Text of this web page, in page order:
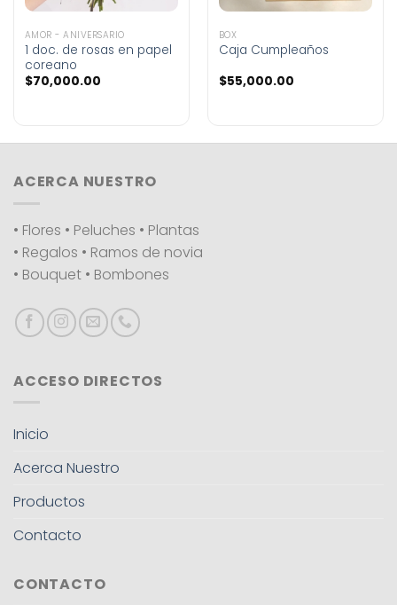
AMOR - ANIVERSARIO
1 doc. de rosas en papel
coreano
$70,000.00
BOX
Caja Cumpleaños
$55,000.00
ACERCA NUESTRO
• Flores • Peluches • Plantas
• Regalos • Ramos de novia
• Bouquet • Bombones
ACCESO DIRECTOS
Inicio
Acerca Nuestro
Productos
Contacto
CONTACTO